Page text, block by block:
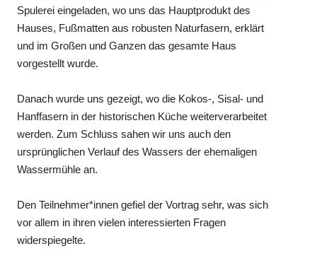
Spulerei eingeladen, wo uns das Hauptprodukt des
Hauses, Fußmatten aus robusten Naturfasern, erklärt
und im Großen und Ganzen das gesamte Haus
vorgestellt wurde.
Danach wurde uns gezeigt, wo die Kokos-, Sisal- und
Hanffasern in der historischen Küche weiterverarbeitet
werden. Zum Schluss sahen wir uns auch den
ursprünglichen Verlauf des Wassers der ehemaligen
Wassermühle an.
Den Teilnehmer*innen gefiel der Vortrag sehr, was sich
vor allem in ihren vielen interessierten Fragen
widerspiegelte.